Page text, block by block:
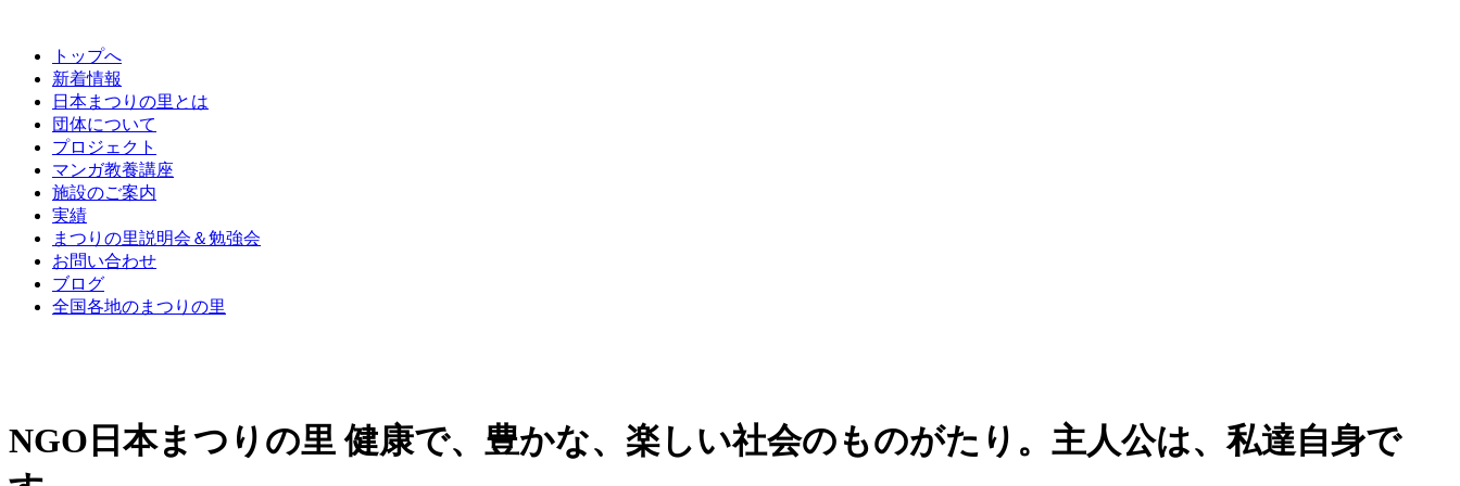
トップへ
新着情報
日本まつりの里とは
団体について
プロジェクト
マンガ教養講座
施設のご案内
実績
まつりの里説明会＆勉強会
お問い合わせ
ブログ
全国各地のまつりの里
NGO日本まつりの里 健康で、豊かな、楽しい社会のものがたり。主人公は、私達自身で